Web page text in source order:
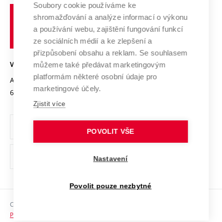
Výzkumné infrastruktury
Transfer znalostí
Open Science
Projekty
Projekty ze strukturálních fondů
Specifický výzkum
Spolupráce se školami
Služby univerzity
Mezinárodní dohody
Univerzitní sítě
Udržitelná univerzita
Podnikavá univerzita / ContriBUTe
Bezpečná univerzita
Vyznamenání
Organizační struktura
Ochrana osobních údajů
odkaz)
Sociální bezpečí
učení
technické
VYSOKÉ UČENÍ TECHNICKÉ V BRNĚ
Antonínská 548/1
602 00 Brno
www.vut.cz
vut@vutbr.cz
Copyright © 2026 VUT
Prohlášení o přístupnosti
Soubory cookie používáme ke
shromažďování a analýze informací o výkonu
a používání webu, zajištění fungování funkcí
ze sociálních médií a ke zlepšení a
přizpůsobení obsahu a reklam. Se souhlasem
můžeme také předávat marketingovým
platformám některé osobní údaje pro
marketingové účely.
Zjistit více
POVOLIT VŠE
Nastavení
Povolit pouze nezbytné